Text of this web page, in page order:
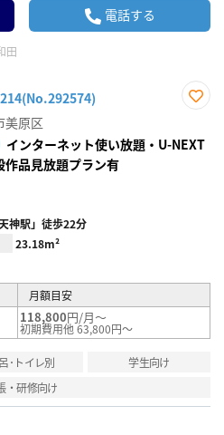
電話する
田
り登
録
美原区
インターネット使い放題・U-NEXT
作品見放題プラン有
神駅」徒歩22分
23.18m²
月額目安
118,800円/月～
初期費用他 63,800円～
･トイレ別
学生向け
・研修向け